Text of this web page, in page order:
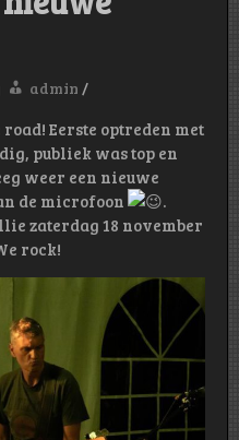
admin /
Eerste optreden met
publiek was top en
weer een nieuwe
de microfoon
.
zaterdag 18 november
rock!